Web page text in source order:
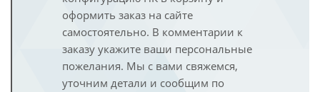
оформить заказ на сайте
самостоятельно. В комментарии к
заказу укажите ваши персональные
пожелания. Мы с вами свяжемся,
уточним детали и сообщим по